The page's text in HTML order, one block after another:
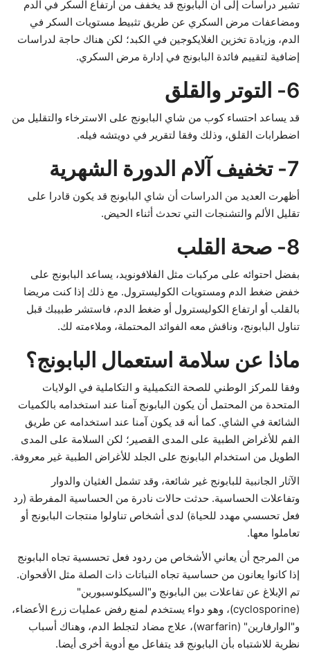
تشير دراسات إلى أن البابونج قد يخفف من ارتفاع السكر في الدم
ومضاعفات مرض السكري عن طريق تثبيط مستويات السكر في
الدم، وزيادة تخزين الغلايكوجين في الكبد؛ لكن هناك حاجة لدراسات
إضافية لتقييم فائدة البابونج في إدارة مرض السكري.
6- التوتر والقلق
قد يساعد احتساء كوب من شاي البابونج على الاسترخاء والتقليل من
اضطرابات القلق، وذلك وفقا لتقرير في دويتشه فيله.
7- تخفيف آلام الدورة الشهرية
أظهرت العديد من الدراسات أن شاي البابونج قد يكون قادرا على
تقليل الألم والتشنجات التي تحدث أثناء الحيض.
8- صحة القلب
بفضل احتوائه على مركبات مثل الفلافونويد، يساعد البابونج على
خفض ضغط الدم ومستويات الكوليسترول. مع ذلك إذا كنت مريضا
بالقلب أو ارتفاع الكوليسترول أو ضغط الدم، فاستشر طبيبك قبل
تناول البابونج، وناقش معه الفوائد المحتملة، وملاءمته لك.
ماذا عن سلامة استعمال البابونج؟
وفقا للمركز الوطني للصحة التكميلية و التكاملية في الولايات
المتحدة من المحتمل أن يكون البابونج آمنا عند استخدامه بالكميات
الشائعة في الشاي. كما أنه قد يكون آمنا عند استخدامه عن طريق
الفم للأغراض الطبية على المدى القصير؛ لكن السلامة على المدى
الطويل من استخدام البابونج على الجلد للأغراض الطبية غير معروفة.
الآثار الجانبية للبابونج غير شائعة، وقد تشمل الغثيان والدوار
وتفاعلات الحساسية. حدثت حالات نادرة من الحساسية المفرطة (رد
فعل تحسسي مهدد للحياة) لدى أشخاص تناولوا منتجات البابونج أو
تعاملوا معها.
من المرجح أن يعاني الأشخاص من ردود فعل تحسسية تجاه البابونج
إذا كانوا يعانون من حساسية تجاه النباتات ذات الصلة مثل الأقحوان.
تم الإبلاغ عن تفاعلات بين البابونج و"السيكلوسبورين"
(cyclosporine)، وهو دواء يستخدم لمنع رفض عمليات زرع الأعضاء،
و"الوارفارين" (warfarin)، علاج مضاد لتجلط الدم، وهناك أسباب
نظرية للاشتباه بأن البابونج قد يتفاعل مع أدوية أخرى أيضا.